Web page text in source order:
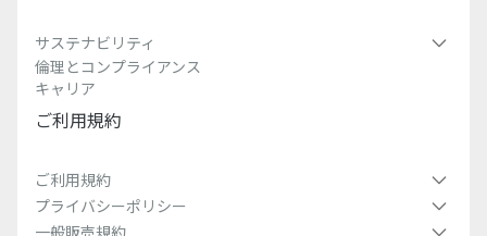
サステナビリティ
倫理とコンプライアンス
キャリア
ご利用規約
ご利用規約
プライバシーポリシー
一般販売規約